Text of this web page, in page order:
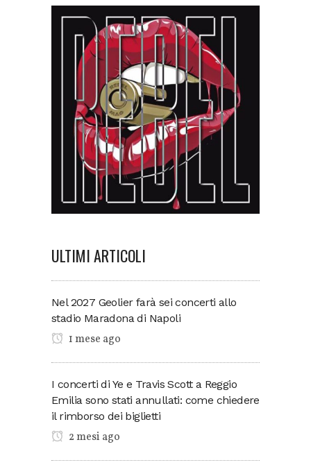
ULTIMI ARTICOLI
Nel 2027 Geolier farà sei concerti allo
stadio Maradona di Napoli
1 mese ago
I concerti di Ye e Travis Scott a Reggio
Emilia sono stati annullati: come chiedere
il rimborso dei biglietti
2 mesi ago